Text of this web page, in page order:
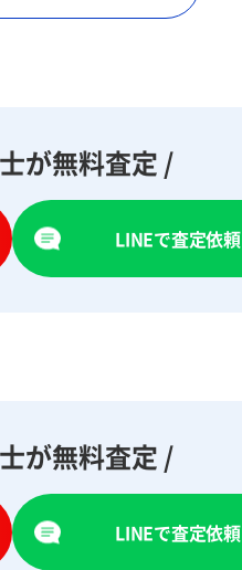
が無料査定 /
LINEで査定依頼
が無料査定 /
LINEで査定依頼